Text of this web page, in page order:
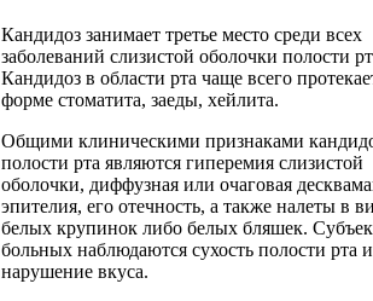
Кандидоз занимает третье место среди всех
заболеваний слизистой оболочки полости
Кандидоз в области рта чаще всего
форме стоматита, заеды, хейлита.
Общими клиническими признаками
полости рта являются гиперемия слизистой
оболочки, диффузная или очаговая
эпителия, его отечность, а также налеты в
белых крупинок либо белых бляшек.
больных наблюдаются сухость полости рта и
нарушение вкуса.